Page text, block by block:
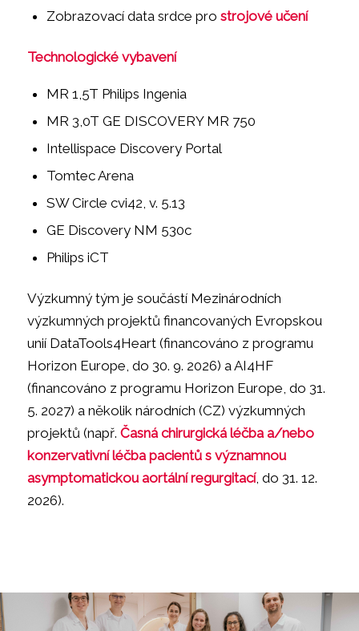
Zobrazovací data srdce pro strojové učení
Technologické vybavení
MR 1,5T Philips Ingenia
MR 3,0T GE DISCOVERY MR 750
Intellispace Discovery Portal
Tomtec Arena
SW Circle cvi42, v. 5.13
GE Discovery NM 530c
Philips iCT
Výzkumný tým je součástí Mezinárodních
výzkumných projektů financovaných Evropskou
unií DataTools4Heart (financováno z programu
Horizon Europe, do 30. 9. 2026) a AI4HF
(financováno z programu Horizon Europe, do 31.
5. 2027) a několik národních (CZ) výzkumných
projektů (např. Časná chirurgická léčba a/nebo
konzervativní léčba pacientů s významnou
asymptomatickou aortální regurgitací, do 31. 12.
2026).